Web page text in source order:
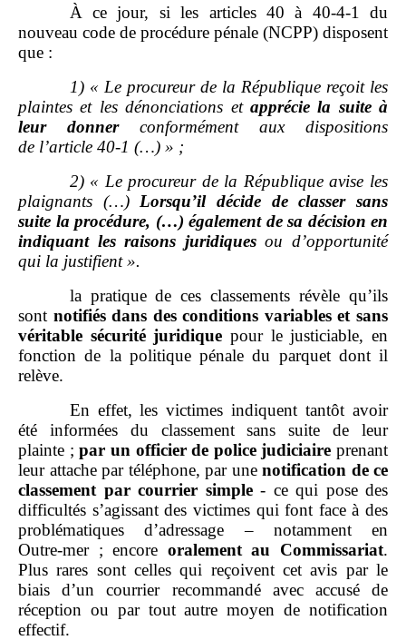
À ce jour, si les articles 40 à 40‑4‑1 du
nouveau code de procédure pénale (NCPP) disposent
que :
1) « Le procureur de la République reçoit les
plaintes et les dénonciations et apprécie la suite à
leur donnerconformément aux dispositions
de l’article 40‑1 (…) » ;
2) « Le procureur de la République avise les
plaignants (…) Lorsqu’il décide de classer sans
suite la procédure, (…) également de sa décision en
indiquant les raisons juridiquesou d’opportunité
qui la justifient ».
la pratique de ces classements révèle qu’ils
sont notifiés dans des conditions variables et sans
véritable sécurité juridique pour le justiciable, en
fonction de la politique pénale du parquet dont il
relève.
En effet, les victimes indiquent tantôt avoir
été informées du classement sans suite de leur
plainte ;par un officier de police judiciaire prenant
leur attache par téléphone, par une notification de ce
classement par courrier simple‑ ce qui pose des
difficultés s’agissant des victimes qui font face à des
problématiques d’adressage – notamment en
Outre‑mer ; encore oralement au Commissariat.
Plus rares sont celles qui reçoivent cet avis par le
biais d’un courrier recommandé avec accusé de
réception ou par tout autre moyen de notification
effectif.